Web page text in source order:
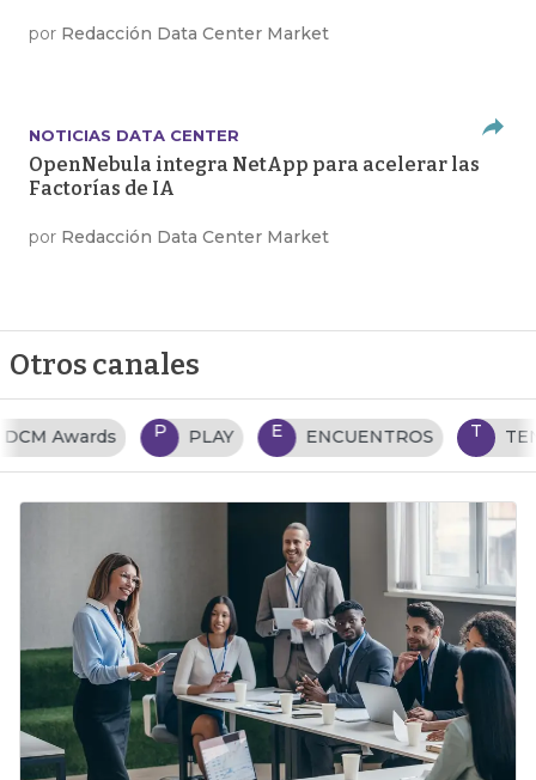
por Redacción Data Center Market
NOTICIAS DATA CENTER
OpenNebula integra NetApp para acelerar las
Factorías de IA
por Redacción Data Center Market
Otros canales
P PLAY E ENCUENTROS T TENDENCIAS TI